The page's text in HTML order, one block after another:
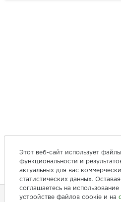
Этот веб-сайт использует
функциональности и
актуальных для вас
статистических данных.
соглашаетесь на
устройстве файлов cookie и на